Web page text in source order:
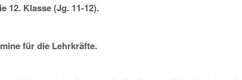
Klasse (Jg. 11-12).
für die Lehrkräfte.